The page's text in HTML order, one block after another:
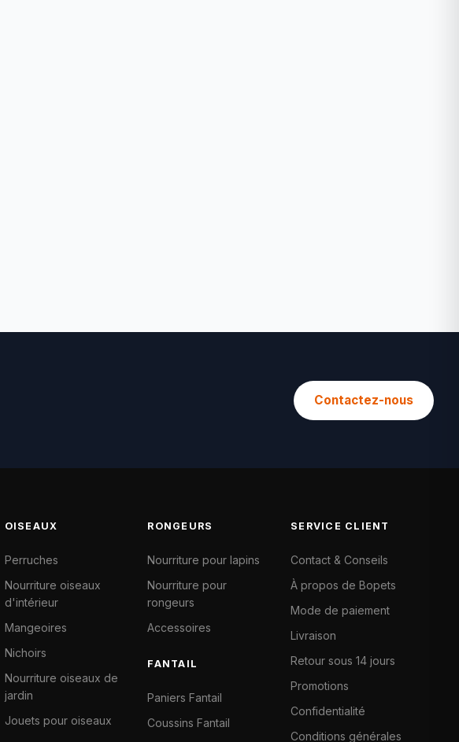
Contactez-nous
OISEAUX
Perruches
Nourriture oiseaux
d'intérieur
Mangeoires
Nichoirs
Nourriture oiseaux de
jardin
Jouets pour oiseaux
RONGEURS
Nourriture pour lapins
Nourriture pour
rongeurs
Accessoires
FANTAIL
Paniers Fantail
Coussins Fantail
SERVICE CLIENT
Contact & Conseils
À propos de Bopets
Mode de paiement
Livraison
Retour sous 14 jours
Promotions
Confidentialité
Conditions générales